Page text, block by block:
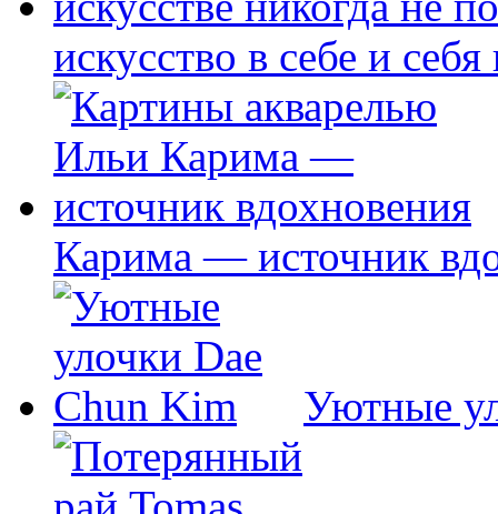
искусство в себе и
Карима — источник
Уютные